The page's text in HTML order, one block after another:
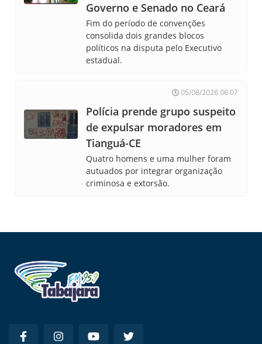
Governo e Senado no Ceará
Fim do período de convenções
consolida dois grandes blocos
políticos na disputa pelo Executivo
estadual.
05/08/2026 06:07
Polícia prende grupo suspeito
de expulsar moradores em
Tianguá-CE
Quatro homens e uma mulher foram
autuados por integrar organização
criminosa e extorsão.